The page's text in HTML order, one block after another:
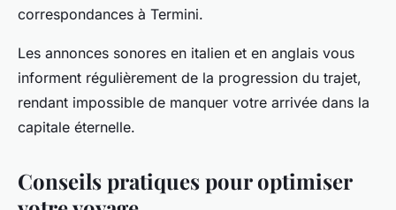
correspondances à Termini.
Les annonces sonores en italien et en anglais vous
informent régulièrement de la progression du trajet,
rendant impossible de manquer votre arrivée dans la
capitale éternelle.
Conseils pratiques pour optimiser